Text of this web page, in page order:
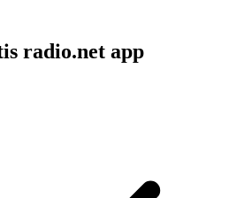
radio.net app